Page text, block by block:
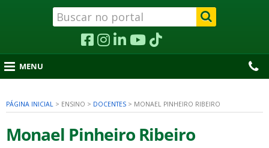
Legislação
Canais
MENU
PÁGINA INICIAL > ENSINO > DOCENTES > MONAEL PINHEIRO RIBEIRO
Monael Pinheiro Ribeiro